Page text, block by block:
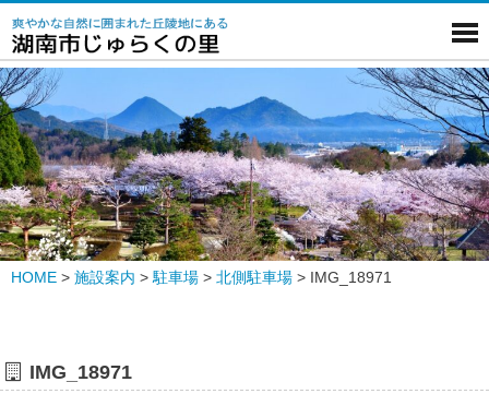
HOME > 施設案内 > 駐車場 > 北側駐車場 > IMG_18971
IMG_18971